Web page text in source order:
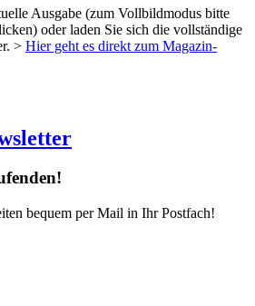
Ausgabe (zum Vollbildmodus bitte
oder laden Sie sich die vollständige
> Hier geht es direkt zum Magazin-
bequem per Mail in Ihr Postfach!